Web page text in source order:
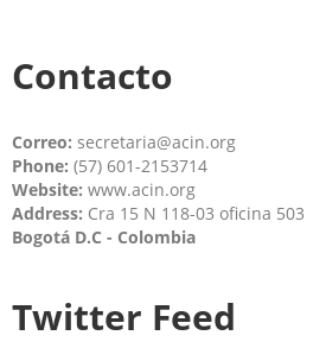
Contacto
Correo: secretaria@acin.org
Phone: (57) 601-2153714
Website: www.acin.org
Address: Cra 15 N 118-03 oficina 503
Bogotá D.C - Colombia
Twitter Feed